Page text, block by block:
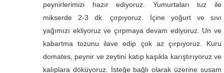
peynirlerimizi hazır ediyoruz. Yumurtaları tuz ile
mikserde 2-3 dk. çırpıyoruz. İçine yoğurt ve sıvı
yağımızı ekliyoruz ve çırpmaya devam ediyoruz. Un ve
kabartma tozunu ilave edip çok az çırpıyoruz. Kuru
domates, peynir ve zeytini katıp kaşıkla karıştırıyoruz ve
kalıplara döküyoruz. İsteğe bağlı olarak üzerine susam